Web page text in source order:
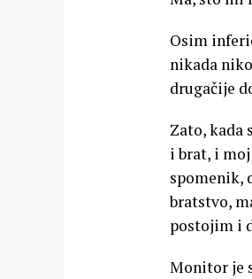
Osim
nikada
drugačije
Zato, kada
i brat, i
spomenik,
bratstvo,
postojim i
Monitor je